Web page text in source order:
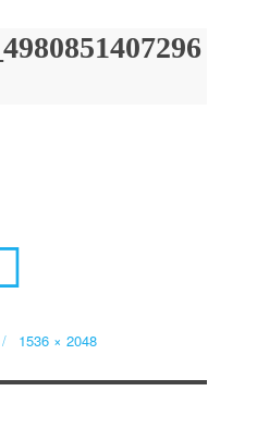
Volle
1536 × 2048